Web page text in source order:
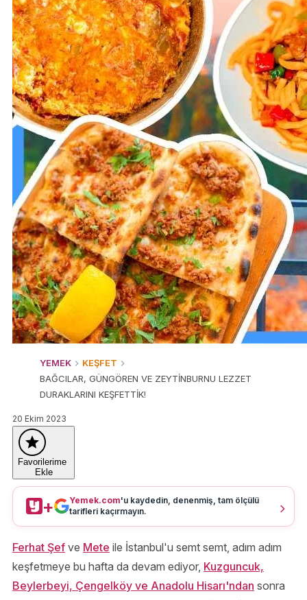
YEMEK
KEŞFET
BAĞCILAR, GÜNGÖREN VE ZEYTİNBURNU LEZZET
DURAKLARINI KEŞFETTİK!
20 Ekim 2023
Favorilerime
Ekle
+ Yemek.com'u kaydedin, denenmiş, tam ölçülü
tarifleri kaçırmayın.
Ferhat Şef ve Mete ile İstanbul'u semt semt, adım adım
keşfetmeye bu hafta da devam ediyor, Kuzguncuk,
Beylerbeyi, Çengelköy ve Anadolu Hisarı'ndan sonra